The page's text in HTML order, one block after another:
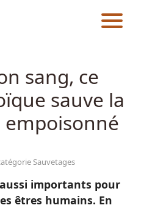
sang, ce
sauve la
empoisonné
Sauvetages
importants pour
êtres humains. En